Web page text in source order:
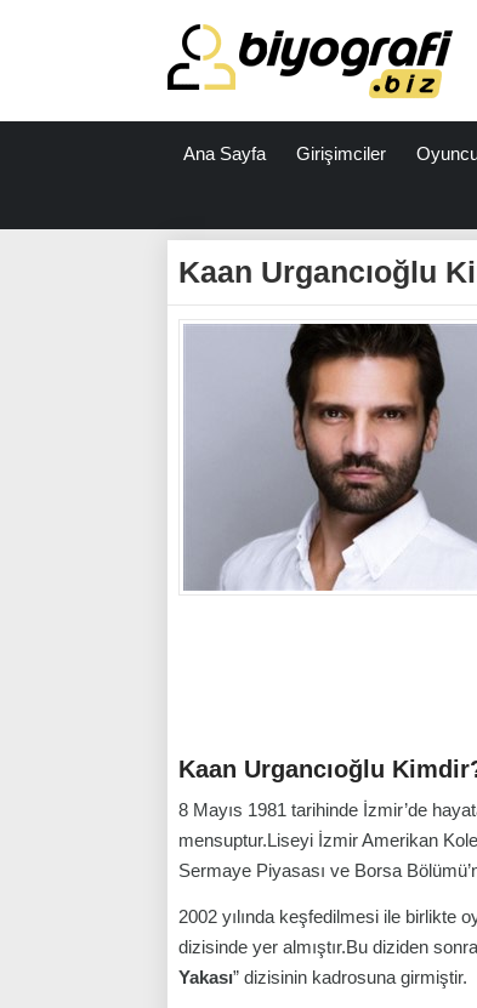
Ana Sayfa Girişimciler
Kaan Urgancıoğlu
Kaan Urgancıoğlu
8 Mayıs 1981 tarihinde İzmir’de
mensuptur.Liseyi İzmir Amerikan
Sermaye Piyasası ve Borsa
2002 yılında keşfedilmesi ile birlikte
dizisinde yer almıştır.Bu diziden
Yakası” dizisinin kadrosuna girmiştir.